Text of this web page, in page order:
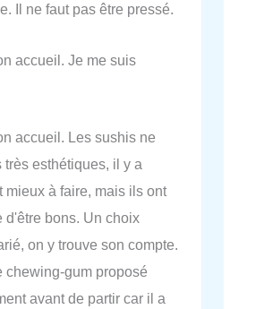
Il ne faut pas être pressé.
accueil. Je me suis
accueil. Les sushis ne
très esthétiques, il y a
mieux à faire, mais ils ont
d'être bons. Un choix
on y trouve son compte.
chewing-gum proposé
avant de partir car il a